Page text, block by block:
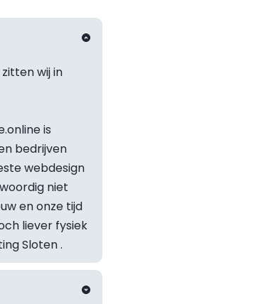
wij in
is
bedrijven
webdesign
niet
en onze tijd
liever fysiek
Sloten .